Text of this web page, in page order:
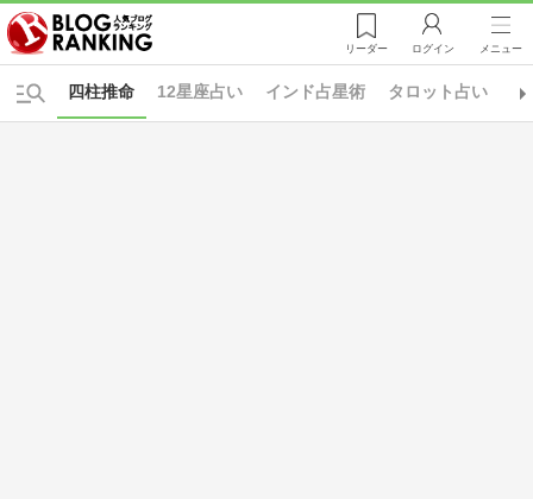
リーダー ログイン メニュー
12星座占い インド占星術 タロット占い
四柱推命